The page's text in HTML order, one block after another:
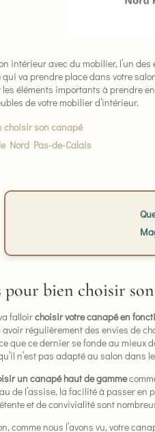
intérieur avec du mobilier, l’un
va prendre place dans votre
les éléments importants à prendre
de votre mobilier d’intérieur.
choisir son canapé
Nord Pas-de-Calais
pour bien choisir
falloirchoisir votre canapé en
régulièrement des envies de
que ce dernier se fonde au mieux
n’est pas adapté au salon dans
un canapé haut de gamme
de l’assise, la facilité à passer
et de convivialité sont
comme nous l’avons vu, votre